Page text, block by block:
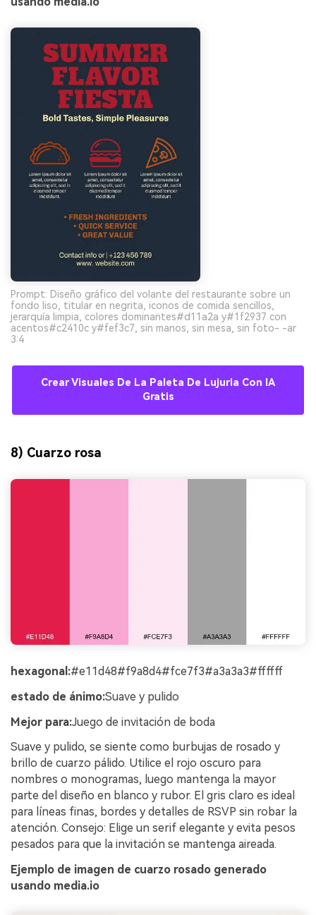
Prompt: Diseño gráfico del volante del restaurante sobre un
fondo liso, titular en negrita, iconos de comida sencillos,
jerarquía limpia, colores dominantes#d11a2a y#1f2937 con
acentos#c2410c y#fef3c7, sin manos, sin mesa, sin foto- -ar
3:4
Crear Visuales De La Paleta De Lujuria Con IA
Gratis
8) Cuarzo rosa
hexagonal:#e11d48#f9a8d4#fce7f3#a3a3a3#ffffff
estado de ánimo:Suave y pulido
Mejor para:Juego de invitación de boda
Suave y pulido, se siente como burbujas de rosado y
brillo de cuarzo pálido. Utilice el rojo oscuro para
nombres o monogramas, luego mantenga la mayor
parte del diseño en blanco y rubor. El gris claro es ideal
para líneas finas, bordes y detalles de RSVP sin robar la
atención. Consejo: Elige un serif elegante y evita pesos
pesados para que la invitación se mantenga aireada.
Ejemplo de imagen de cuarzo rosado generado
usando media.io